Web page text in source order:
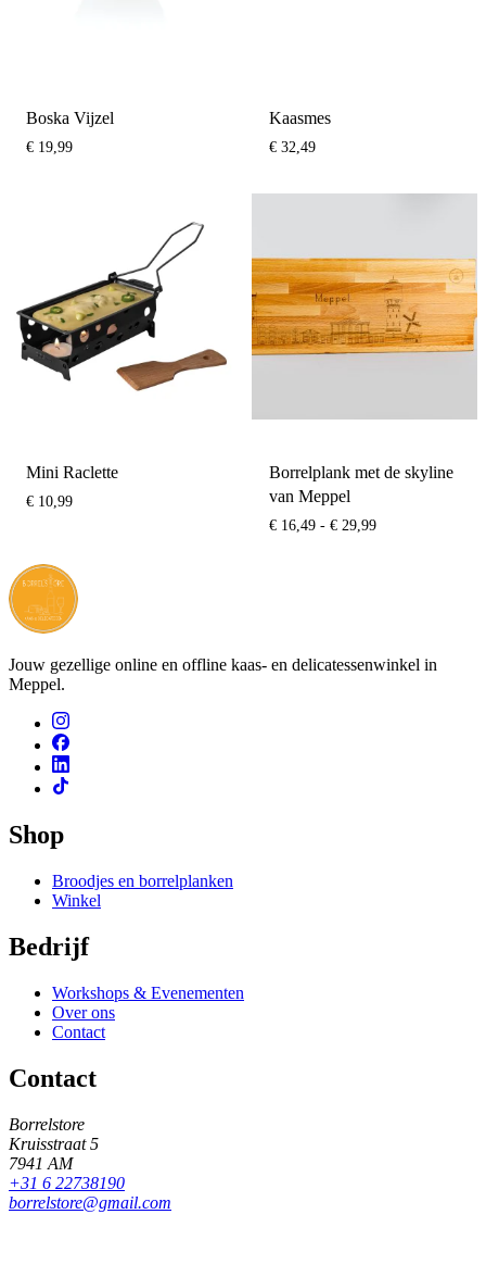
Boska Vijzel
€ 19,99
Kaasmes
€ 32,49
Mini Raclette
€ 10,99
Borrelplank met de skyline
van Meppel
€ 16,49 - € 29,99Prijsklasse:
Jouw gezellige online en offline kaas- en delicatessenwinkel in
Meppel.
Shop
Broodjes en borrelplanken
Winkel
Bedrijf
Workshops & Evenementen
Over ons
Contact
Contact
Borrelstore
Kruisstraat 5
7941 AM
+31 6 22738190
borrelstore@gmail.com